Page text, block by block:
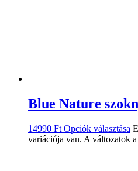
Blue Nature
14990 Ft Opciók választása
variációja van. A változatok